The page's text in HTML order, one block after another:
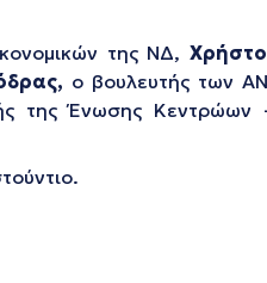
της ΝΔ,
ο βουλευτής των
της Ένωσης Κεντρώων